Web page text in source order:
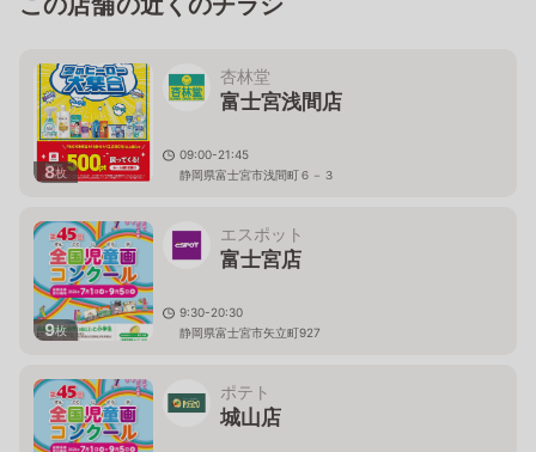
8枚
杏林堂
富士宮浅間店
09:00-21:45
静岡県富士宮市浅間町６－３
9枚
エスポット
富士宮店
9:30-20:30
静岡県富士宮市矢立町927
ポテト
城山店